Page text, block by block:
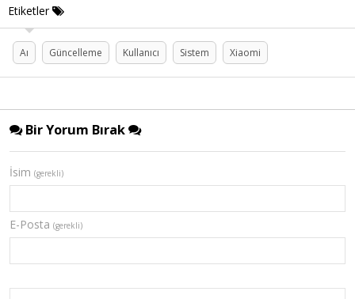
Etiketler
Aı Güncelleme Kullanıcı Sistem Xiaomi
Bir Yorum Bırak
İsim (gerekli)
E-Posta (gerekli)